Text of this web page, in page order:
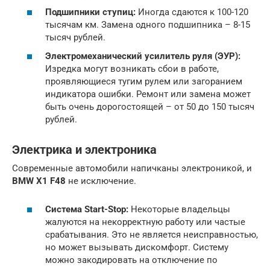
Подшипники ступиц: Иногда сдаются к 100-120
тысячам км. Замена одного подшипника – 8-15
тысяч рублей.
Электромеханический усилитель руля (ЭУР):
Изредка могут возникать сбои в работе,
проявляющиеся тугим рулем или загоранием
индикатора ошибки. Ремонт или замена может
быть очень дорогостоящей – от 50 до 150 тысяч
рублей.
Электрика и электроника
Современные автомобили напичканы электроникой, и
BMW X1 F48 не исключение.
Система Start-Stop: Некоторые владельцы
жалуются на некорректную работу или частые
срабатывания. Это не является неисправностью,
но может вызывать дискомфорт. Систему
можно закодировать на отключение по